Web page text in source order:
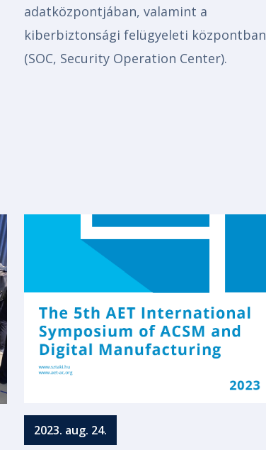
adatközpontjában, valamint a
kiberbiztonsági felügyeleti központban
(SOC, Security Operation Center).
2023. aug. 24.